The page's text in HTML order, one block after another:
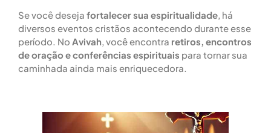
Se você deseja fortalecer sua espiritualidade, há
diversos eventos cristãos acontecendo durante esse
período. No Avivah, você encontra retiros, encontros
de oração e conferências espirituais para tornar sua
caminhada ainda mais enriquecedora.